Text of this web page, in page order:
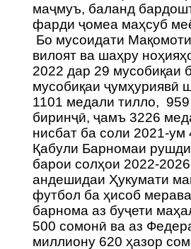
маҷмуъ, баланд
фарди ҷомеа маҳсуб
Бо мусоидати
вилоят ва шаҳру
2022 дар 29 мусобиқаи
мусобиқаи ҷумҳуриявӣ
1101 медали тилло,
биринҷӣ, ҷамъ 3226
нисбат ба соли 2021-
Қабули Барномаи
барои солҳои 2022-
андешидаи Ҳукумати
футбол ба ҳисоб
барнома аз буҷети
500 сомонӣ ва аз
миллиону 620 ҳазор